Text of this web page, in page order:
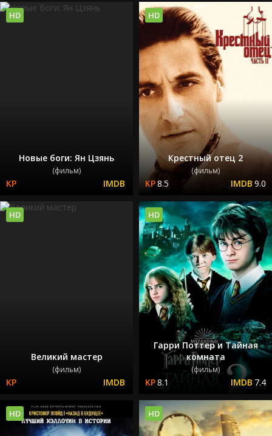
Новые боги: Ян Цзянь
(фильм)
HD
Крестный отец 2
(фильм)
8.5 9.0
HD
Великий мастер
(фильм)
HD
Гарри Поттер и Тайная
комната
(фильм)
8.1 7.4
HD
HD HD